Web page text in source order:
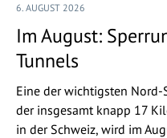
6. AUGUST 2026
Im August:
Tunnels
Eine der wichtigsten
der insgesamt knapp 17
in der Schweiz, wird im